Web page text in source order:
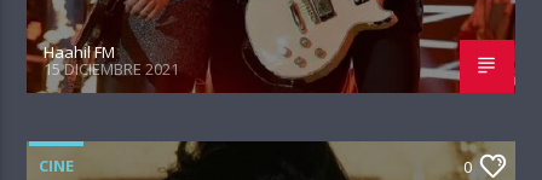
Haahil FM
15 DICIEMBRE 2021
CINE 0